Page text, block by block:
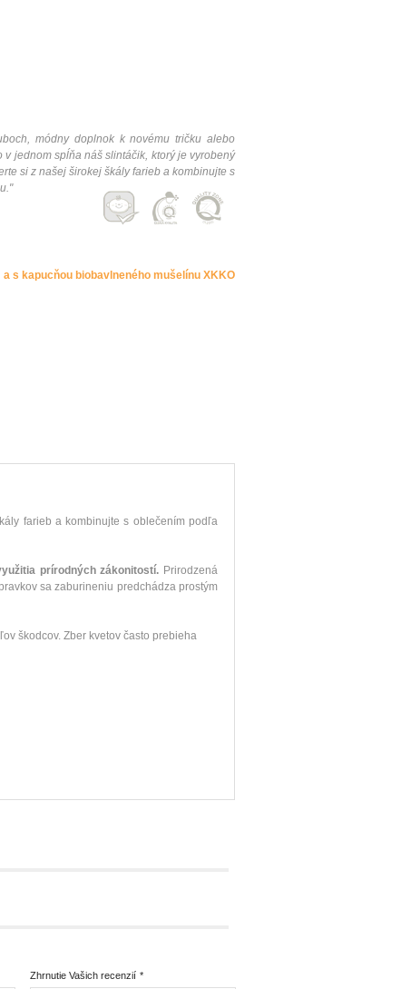
módny doplnok k novému tričku alebo
jednom spĺňa náš slintáčik, ktorý je vyrobený
si z našej širokej škály farieb a kombinujte s
s kapucňou biobavlneného mušelínu XKKO
farieb a kombinujte s oblečením podľa
prírodných zákonitostí. Prirodzená
sa zaburineniu predchádza prostým
škodcov. Zber kvetov často prebieha
*
Zhrnutie Vašich recenzií